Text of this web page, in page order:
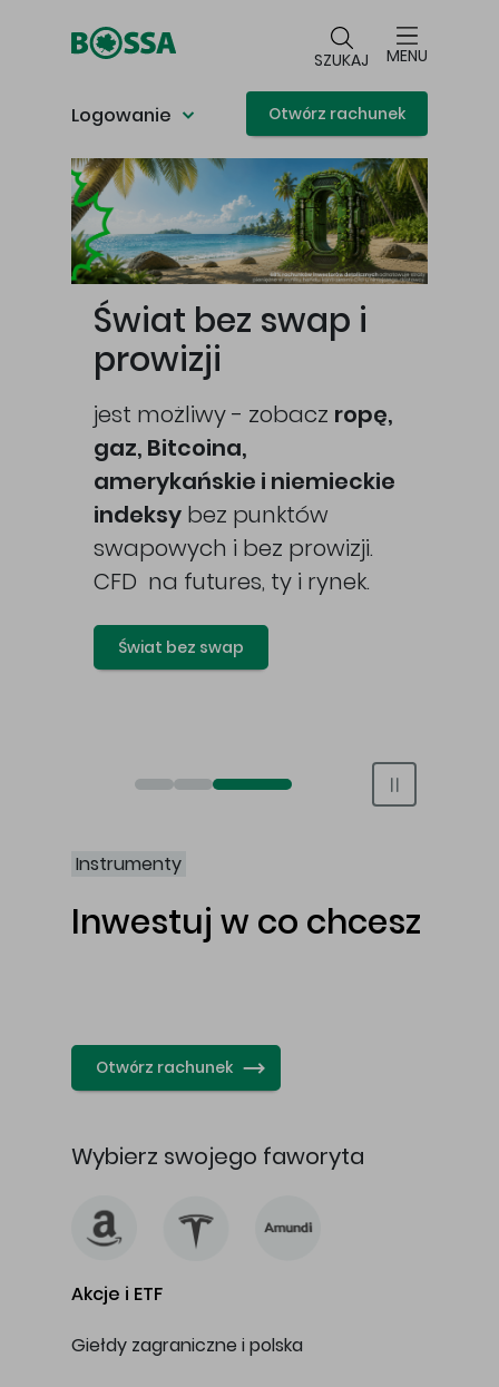
SZUKAJ MENU
Logowanie Otwórz rachunek
Główna treść
Świat bez swap i
prowizji
jest możliwy - zobacz ropę,
gaz, Bitcoina,
amerykańskie i niemieckie
indeksy bez punktów
swapowych i bez prowizji.
CFD na futures, ty i rynek.
Świat bez swap
Otwórz rachunek maklerski online
Otwórz konto IKE/IKZE
Świat bez swap i prowizji
Instrumenty
Inwestuj w co chcesz
Otwórz rachunek
Wybierz swojego faworyta
Akcje i ETF
Giełdy zagraniczne i polska